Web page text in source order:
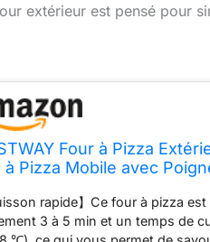
extérieur est pensé pour
Four à Pizza
à Pizza Mobile avec
rapide】Ce four à pizza
3 à 5 min et un temps de